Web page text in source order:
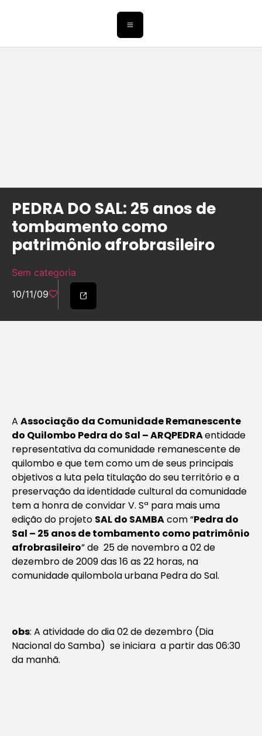
PEDRA DO SAL: 25 anos de
tombamento como
patrimônio afrobrasileiro
Sem categoria
10/11/09
A Associação da Comunidade Remanescente
do Quilombo Pedra do Sal – ARQPEDRAentidade
representativa da comunidade remanescente de
quilombo e que tem como um de seus principais
objetivos a luta pela titulação do seu território e a
preservação da identidade cultural da comunidade
tem a honra de convidar V. Sª para mais uma
edição do projeto SAL do SAMBAcom“Pedra do
Sal – 25 anos de tombamento como patrimônio
afrobrasileiro”de 25 de novembro a 02 de
dezembro de 2009 das 16 as 22 horas, na
comunidade quilombola urbana Pedra do Sal.
obs: A atividade do dia 02 de dezembro (Dia
Nacional do Samba) se iniciara a partir das 06:30
da manhã.